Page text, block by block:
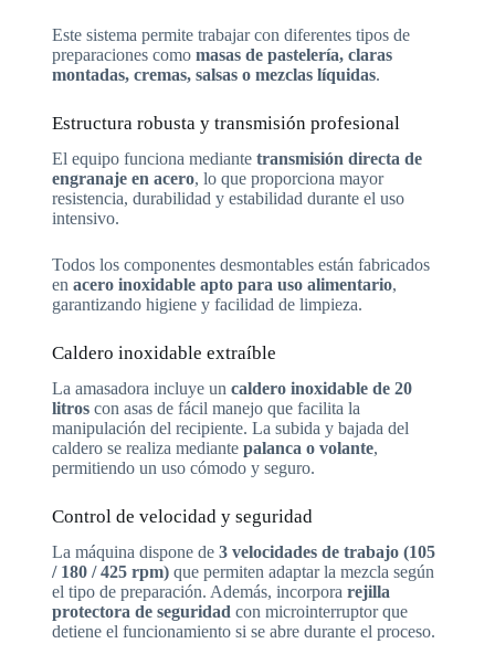
Este sistema permite trabajar con diferentes tipos de
preparaciones como masas de pastelería, claras
montadas, cremas, salsas o mezclas líquidas.
Estructura robusta y transmisión profesional
El equipo funciona mediante transmisión directa de
engranaje en acero, lo que proporciona mayor
resistencia, durabilidad y estabilidad durante el uso
intensivo.
Todos los componentes desmontables están fabricados
en acero inoxidable apto para uso alimentario,
garantizando higiene y facilidad de limpieza.
Caldero inoxidable extraíble
La amasadora incluye un caldero inoxidable de 20
litroscon asas de fácil manejo que facilita la
manipulación del recipiente. La subida y bajada del
caldero se realiza mediante palanca o volante,
permitiendo un uso cómodo y seguro.
Control de velocidad y seguridad
La máquina dispone de 3 velocidades de trabajo (105
/ 180 / 425 rpm)que permiten adaptar la mezcla según
el tipo de preparación. Además, incorpora rejilla
protectora de seguridad con microinterruptor que
detiene el funcionamiento si se abre durante el proceso.